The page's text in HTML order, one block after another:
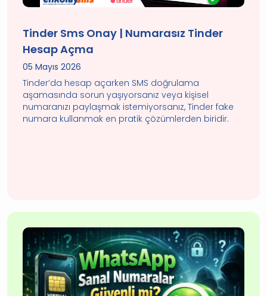
Tinder Sms Onay | Numarasız Tinder
Hesap Açma
05 Mayıs 2026
Tinder’da hesap açarken SMS doğrulama
aşamasında sorun yaşıyorsanız veya kişisel
numaranızı paylaşmak istemiyorsanız, Tinder fake
numara kullanmak en pratik çözümlerden biridir.